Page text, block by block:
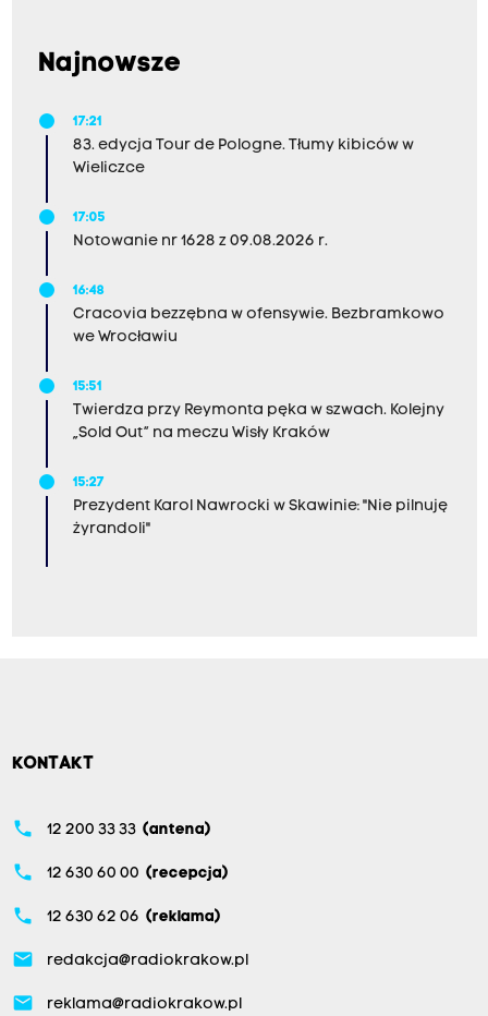
Najnowsze
17:21
83. edycja Tour de Pologne. Tłumy kibiców w
Wieliczce
17:05
Notowanie nr 1628 z 09.08.2026 r.
16:48
Cracovia bezzębna w ofensywie. Bezbramkowo
we Wrocławiu
15:51
Twierdza przy Reymonta pęka w szwach. Kolejny
„Sold Out” na meczu Wisły Kraków
15:27
Prezydent Karol Nawrocki w Skawinie: "Nie pilnuję
żyrandoli"
KONTAKT
phone 12 200 33 33 (antena)
phone 12 630 60 00 (recepcja)
phone 12 630 62 06 (reklama)
email redakcja@radiokrakow.pl
email reklama@radiokrakow.pl